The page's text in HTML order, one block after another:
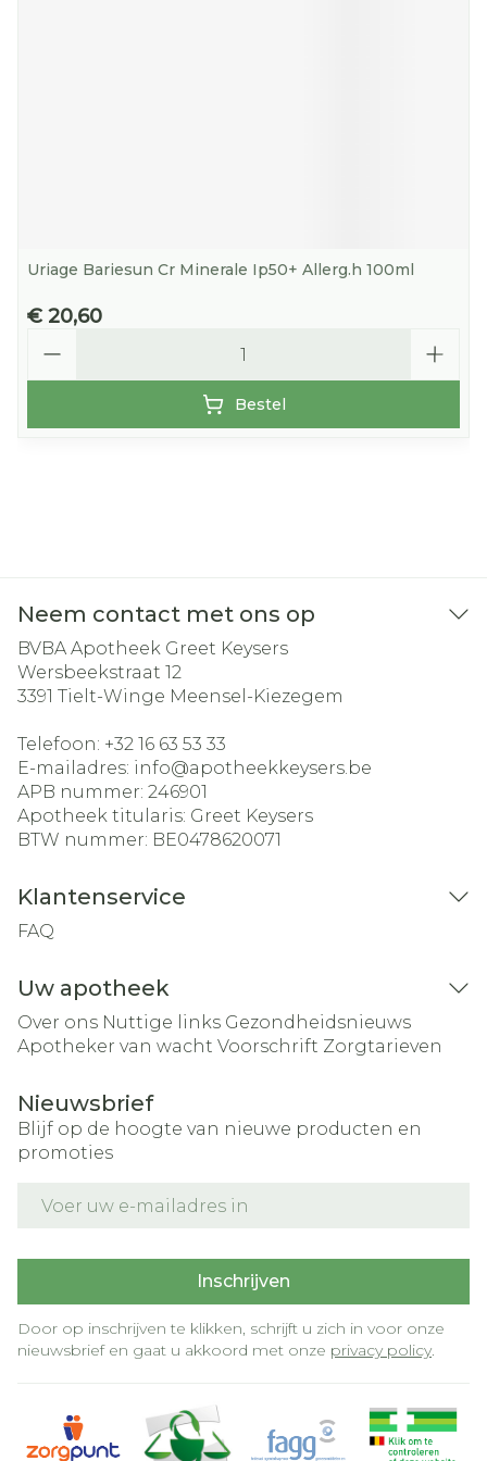
Uriage Bariesun Cr Minerale Ip50+ Allerg.h 100ml
€ 20,60
Bestel
Neem contact met ons op
BVBA Apotheek Greet Keysers
Wersbeekstraat 12
3391 Tielt-Winge Meensel-Kiezegem
Telefoon: +32 16 63 53 33
E-mailadres: info@apotheekkeysers.be
APB nummer: 246901
Apotheek titularis: Greet Keysers
BTW nummer: BE0478620071
Klantenservice
FAQ
Uw apotheek
Over ons Nuttige links Gezondheidsnieuws
Apotheker van wacht Voorschrift Zorgtarieven
Nieuwsbrief
Blijf op de hoogte van nieuwe producten en
promoties
Inschrijven
Door op inschrijven te klikken, schrijft u zich in voor onze
nieuwsbrief en gaat u akkoord met onze privacy policy.